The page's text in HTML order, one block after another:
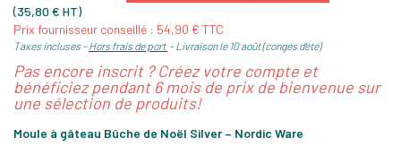
(35,80 € HT)
Prix fournisseur conseillé : 54,90 € TTC
Taxes incluses Hors frais de port Livraison le 10 août (congés d'été)
Pas encore inscrit ? Créez votre compte et
bénéficiez pendant 6 mois de prix de bienvenue sur
une sélection de produits!
Moule à gâteau Bûche de Noël Silver – Nordic Ware